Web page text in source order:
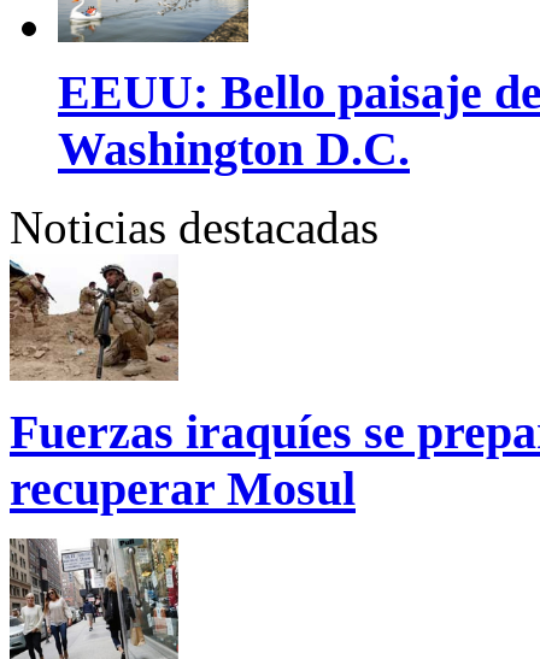
EEUU: Bello paisaje
Washington D.C.
Noticias destacadas
Fuerzas iraquíes se
recuperar Mosul